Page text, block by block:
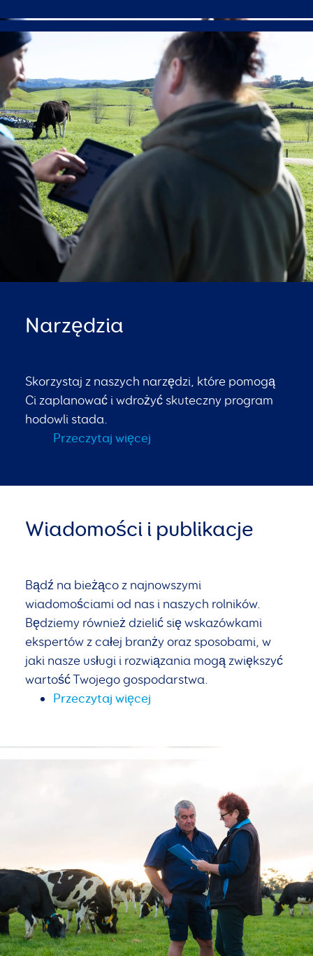
Narzędzia
Skorzystaj z naszych narzędzi, które pomogą
Ci zaplanować i wdrożyć skuteczny program
hodowli stada.
Przeczytaj więcej
Wiadomości i publikacje
Bądź na bieżąco z najnowszymi
wiadomościami od nas i naszych rolników.
Będziemy również dzielić się wskazówkami
ekspertów z całej branży oraz sposobami, w
jaki nasze usługi i rozwiązania mogą zwiększyć
wartość Twojego gospodarstwa.
Przeczytaj więcej